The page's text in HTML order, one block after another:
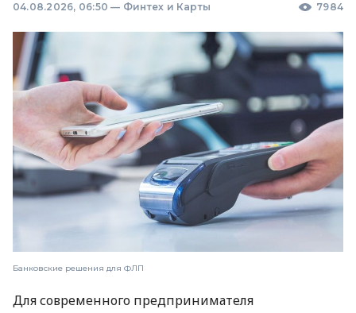
04.08.2026, 06:50 — Финтех и Карты 7984
Банковские решения для ФЛП
Для современного предпринимателя